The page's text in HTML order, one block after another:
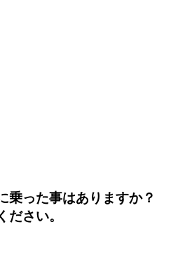
乗った事はありますか？
ださい。